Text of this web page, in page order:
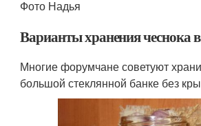
Фото Надья
Варианты хранения чеснока
Многие форумчане советуют
большой стеклянной банке без